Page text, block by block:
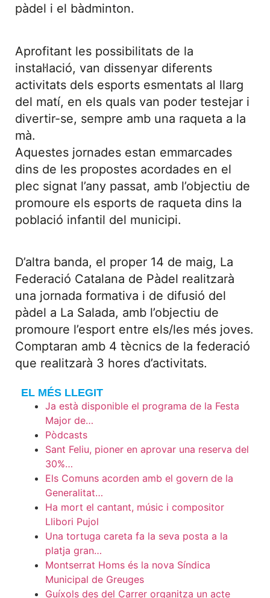
pàdel i el bàdminton.
Aprofitant les possibilitats de la
instal·lació, van dissenyar diferents
activitats dels esports esmentats al llarg
del matí, en els quals van poder testejar i
divertir-se, sempre amb una raqueta a la
mà.
Aquestes jornades estan emmarcades
dins de les propostes acordades en el
plec signat l’any passat, amb l’objectiu de
promoure els esports de raqueta dins la
població infantil del municipi.
D’altra banda, el proper 14 de maig, La
Federació Catalana de Pàdel realitzarà
una jornada formativa i de difusió del
pàdel a La Salada, amb l’objectiu de
promoure l’esport entre els/les més joves.
Comptaran amb 4 tècnics de la federació
que realitzarà 3 hores d’activitats.
EL MÉS LLEGIT
Ja està disponible el programa de la Festa
Major de…
Pòdcasts
Sant Feliu, pioner en aprovar una reserva del
30%…
Els Comuns acorden amb el govern de la
Generalitat…
Ha mort el cantant, músic i compositor
Llibori Pujol
Una tortuga careta fa la seva posta a la
platja gran…
Montserrat Homs és la nova Síndica
Municipal de Greuges
Guíxols des del Carrer organitza un acte